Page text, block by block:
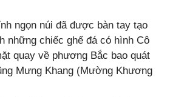
ngọn núi đã được bàn tay tạo
những chiếc ghế đá có hình Cô
quay về phương Bắc bao quát
Mưng Khang (Mường Khương